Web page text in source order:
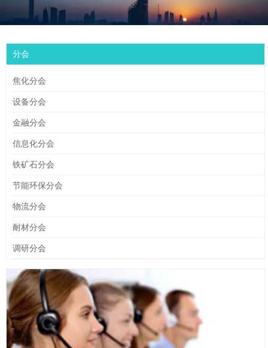
分会
焦化分会
设备分会
金融分会
信息化分会
铁矿石分会
节能环保分会
物流分会
耐材分会
调研分会